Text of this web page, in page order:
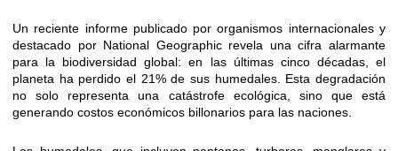
Un reciente informe publicado por organismos internacionales y
destacado por National Geographic revela una cifra alarmante
para la biodiversidad global: en las últimas cinco décadas, el
planeta ha perdido el 21% de sus humedales. Esta degradación
no solo representa una catástrofe ecológica, sino que está
generando costos económicos billonarios para las naciones.